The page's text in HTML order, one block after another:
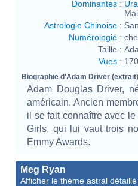
Dominantes :
Astrologie Chinoise :
Numérologie :
Taille :
Vues :
Biographie d'Adam Driver (extrait)
Adam Douglas Driver,
américain. Ancien
il se fait connaître avec
Girls, qui lui vaut trois
Emmy Awards.
Meg Ryan
Afficher le thème astral